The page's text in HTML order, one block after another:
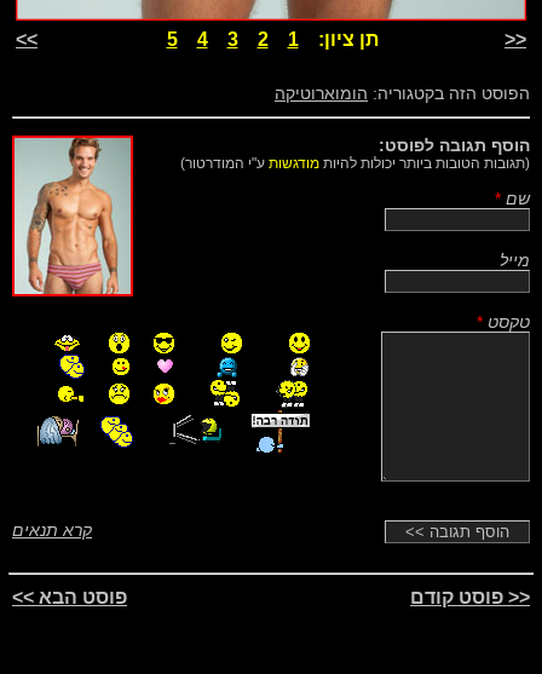
<< תן ציון:1
2
3
4
5
>>
הפוסט הזה בקטגוריה: הומוארוטיקה
הוסף תגובה לפוסט:
(תגובות הטובות ביותר יכולות להיות מודגשות ע"י המודרטור)
שם *
מייל
טקסט *
קרא תנאים
<< פוסט קודם פוסט הבא >>